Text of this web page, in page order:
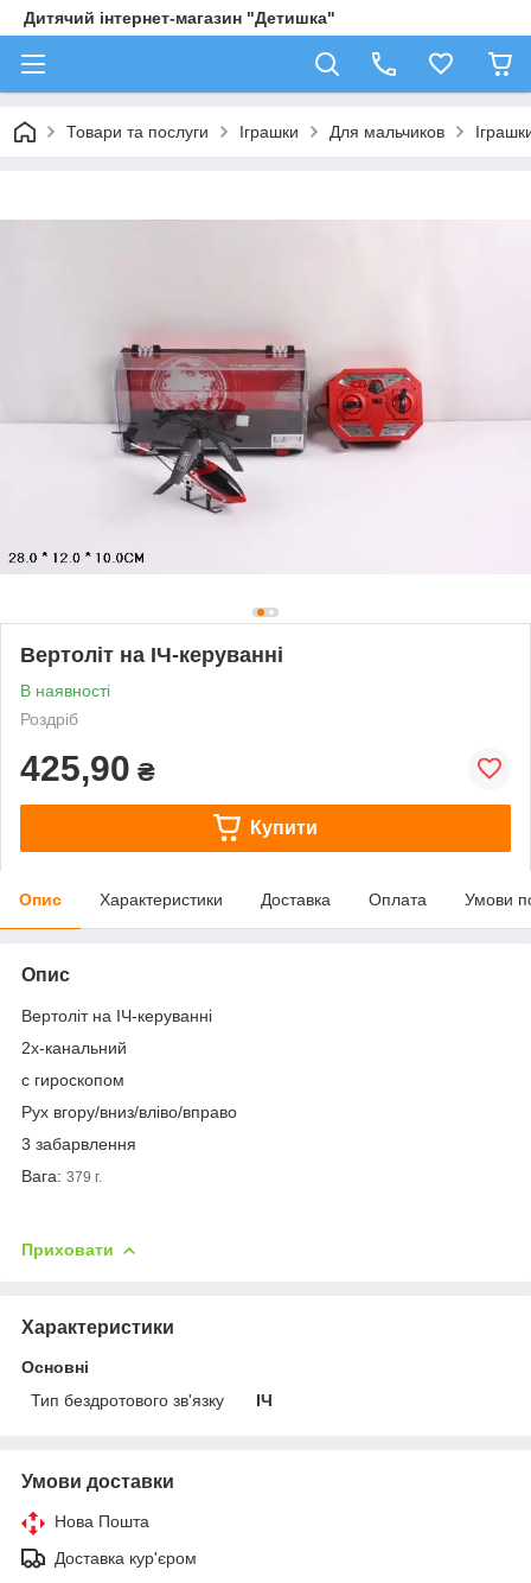
Дитячий інтернет-магазин "Детишка"
Товари та послуги Іграшки Для мальчиков
Вертоліт на ІЧ-керуванні
В наявності
Роздріб
425,90 ₴
Купити
Опис Характеристики Доставка Оплата Умови
Опис
Вертоліт на ІЧ-керуванні
2х-канальний
с гироскопом
Рух вгору/вниз/вліво/вправо
3 забарвлення
Вага: 379 г.
Приховати
Характеристики
Основні
Тип бездротового зв'язку
ІЧ
Умови доставки
Нова Пошта
Доставка кур'єром